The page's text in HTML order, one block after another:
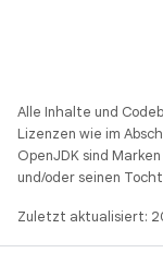
Alle Inhalte und
Lizenzen wie im
OpenJDK sind
und/oder seinen
Zuletzt aktualisiert: